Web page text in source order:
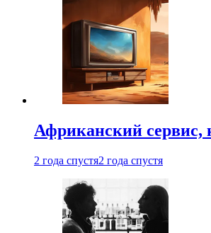
Африканский сервис,
2 года спустя2 года спустя